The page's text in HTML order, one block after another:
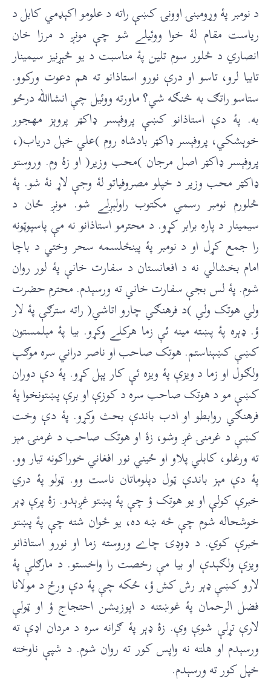
د نومبر پۀ وړومبنۍ اوونۍ کښې راته د علومو اکېډمي کابل د
رياست مقام لۀ خوا ووئيلے شو چې مونږ د مرزا خان
انصاري د څلور سوم تلين پۀ مناسبت د يو څېړنيز سيمينار
تابيا لرو، تاسو او درې نورو استاذانو ته هم دعوت ورکوو.
ستاسو راتګ به څنګه شي؟ ماورته ووئيل چې انشاالله درځو
به. پۀ دې استاذانو کښې پروفېسر ډاکټر پروېز مهجور
خوېشکي، پروفېسر ډاکټر بادشاه روم )علي خېل درياب(،
پروفېسر ډاکټر اصل مرجان )محب وزير( او زۀ وم. وروستو
ډاکټر محب وزير د خپلو مصروفياتو لۀ وجې لاړ نۀ شو. پۀ
څلورم نومبر رسمي مکتوب راولېږلے شو. مونږ ځان د
سيمينار د پاره برابر کړو. د محترمو استاذانو نه مې پاسپوټونه
را جمع کړل او د نومبر پۀ پینځلسمه سحر وختي د باچا
امام بخشالي نه د افعانستان د سفارت خانې پۀ لور روان
شوم. پۀ لس بجې سفارت خاني ته ورسېدم. محترم حضرت
ولي هوتک ولي )د فرهنګي چارو اتاشي( راته سترګې پۀ لار
ؤ. ډېره پۀ پښته مینه ئې زما هرکلے وکړو. بيا پۀ مېلمستون
کښې کښېناستم. هوتک صاحب او ناصر دراني سره موګپ
ولګول او زما د ويزې پۀ ويزه ئې کار پېل کړو. پۀ دې دوران
کښې مو د هوتک صاحب سره د کوزې او برې پښتونخوا پۀ
فرهنګي روابطو او ادب باندې بحث وکړو. پۀ دې وخت
کښې د غرمنۍ غږ وشو، زۀ او هوتک صاحب د غرمنۍ مېز
ته ورغلو، کابلي پلاو او ځیني نور افغاني خوراکونه تيار وو.
پۀ دې مېز باندې ټول دپلوماتان ناست وو. ټولو پۀ دري
خبرې کولې او يو هوتک ؤ چې پۀ پښتو غږېدو. زۀ پرې ډېر
خوشحاله شوم چې ځه ښه ده، يو ځوان شته چې پۀ پښتو
خبرې کوي. د ډوډۍ چاے وروسته زما او نورو استاذانو
ويزې ولګېدې او بيا مې رخصت را واخستو. د مارګلې پۀ
لارو کښې ډېر رش کش ؤ، ځکه چې پۀ دې ورځ د مولانا
فضل الرحمان پۀ غوښتنه د اپوزیشن احتجاج ؤ او ټولې
لارې تړلې شوې وې. زۀ ډېر پۀ ګرانه سره د مردان اډې ته
ورسېدم او هلته نه واپس کور ته روان شوم. د شپې ناوخته
خپل کور ته ورسېدم.